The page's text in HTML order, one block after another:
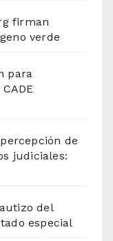
firman
verde
para
de
judiciales:
del
especial